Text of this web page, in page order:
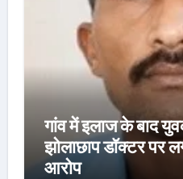
गांव में इलाज के बाद
झोलाछाप डॉक्टर पर
आरोप